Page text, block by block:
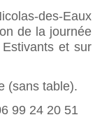
des-Eaux
de la journée
et sur
(sans table).
99 24 20 51